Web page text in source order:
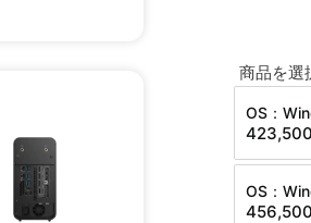
商品を選
OS：
OS：